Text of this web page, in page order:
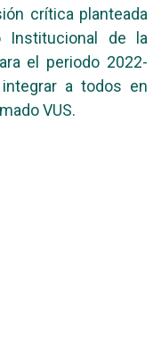
crítica planteada
Institucional de la
el periodo 2022-
a todos en
VUS.